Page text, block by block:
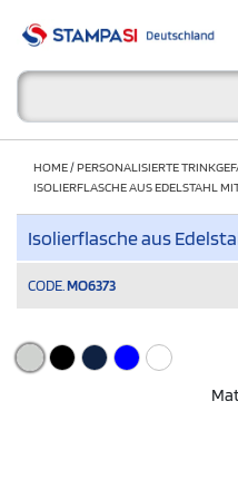
HOME/PERSONALISIERTE
ISOLIERFLASCHE AUS EDELSTAHL
Isolierflasche aus
CODE. MO6373